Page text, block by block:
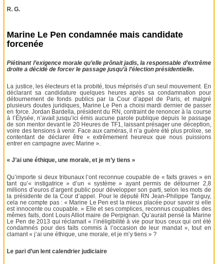
R. G.
Marine Le Pen condamnée mais candidate
forcenée
Piétinant l’exigence morale qu’elle prônait jadis, la responsable d’extrême
droite a décidé de forcer le passage jusqu’à l’élection présidentielle.
La justice, les électeurs et la probité, tous méprisés d’un seul mouvement. En
déclarant sa candidature quelques heures après sa condamnation pour
détournement de fonds publics par la Cour d’appel de Paris, et malgré
plusieurs doutes juridiques, Marine Le Pen a choisi mardi dernier de passer
en force. Jordan Bardella, président du RN, contraint de renoncer à la course
à l’Élysée, n’avait jusqu’ici émis aucune parole publique depuis le passage
de son mentor devant le 20 Heures de TF1, laissant présager une déception,
voire des tensions à venir. Face aux caméras, il n’a guère été plus prolixe, se
contentant de déclarer être « extrêmement heureux que nous puissions
entrer en campagne avec Marine ».
« J’ai une éthique, une morale, et je m’y tiens »
Qu’importe si deux tribunaux l’ont reconnue coupable de « faits graves » en
tant qu’« instigatrice » d’un « système » ayant permis de détourner 2,8
millions d’euros d’argent public pour développer son parti, selon les mots de
la présidente de la Cour d’appel. Pour le député RN Jean-Philippe Tanguy,
cela ne compte pas : « Marine Le Pen est la mieux placée pour savoir si elle
est innocente ou coupable. » Elle et ses complices, reconnus coupables des
mêmes faits, dont Louis Alliot maire de Perpignan. Qu’aurait pensé la Marine
Le Pen de 2013 qui réclamait « l’inéligibilité à vie pour tous ceux qui ont été
condamnés pour des faits commis à l’occasion de leur mandat », tout en
clamant « j’ai une éthique, une morale, et je m’y tiens » ?
Le pari d’un lent calendrier judiciaire